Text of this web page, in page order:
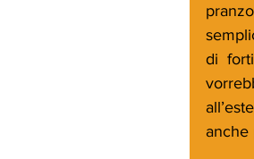
di
anche